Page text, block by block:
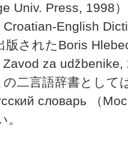
Univ. Press, 1998
English
版されたBoris
za
二言語辞書として
словарь （